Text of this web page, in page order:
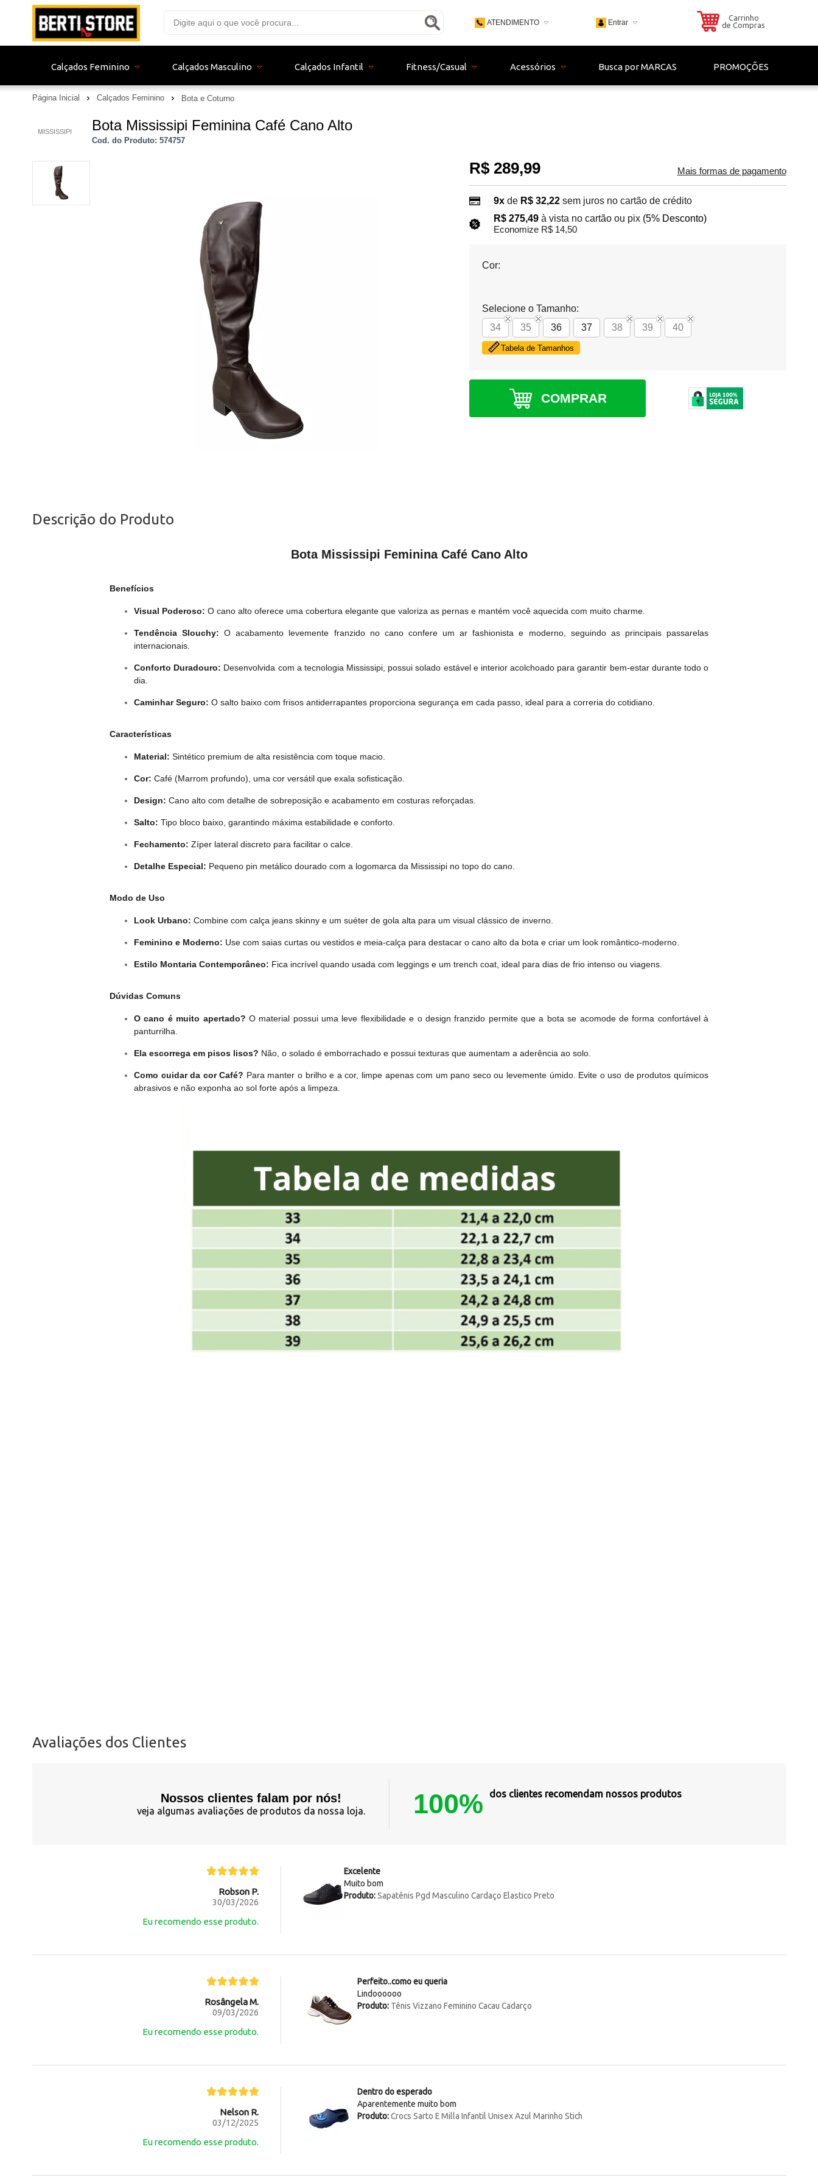
ATENDIMENTO
(48) 9 - 9153 - 4306
Entrar
Carrinho
de Compras
Calçados Feminino Calçados Masculino Calçados Infantil Fitness/Casual Acessórios Busca por MARCAS PROMOÇÕES
Página Inicial Calçados Feminino Bota e Coturno
MISSISSIPI Bota Mississipi Feminina Café Cano Alto
Cod. do Produto: 574757
R$ 289,99 Mais formas de pagamento
9x de R$ 32,22 sem juros no cartão de crédito
R$ 275,49à vista no cartão ou pix (5% Desconto)
Economize R$ 14,50
Cor:
Selecione o Tamanho:
34
35 36 37 38 39 40
Tabela de Tamanhos
COMPRAR
Descrição do Produto
Bota Mississipi Feminina Café Cano Alto
Benefícios
Visual Poderoso: O cano alto oferece uma cobertura elegante que valoriza as pernas e mantém você aquecida com muito charme.
Tendência Slouchy: O acabamento levemente franzido no cano confere um ar fashionista e moderno, seguindo as principais passarelas
internacionais.
Conforto Duradouro: Desenvolvida com a tecnologia Mississipi, possui solado estável e interior acolchoado para garantir bem-estar durante todo o
dia.
Caminhar Seguro: O salto baixo com frisos antiderrapantes proporciona segurança em cada passo, ideal para a correria do cotidiano.
Características
Material: Sintético premium de alta resistência com toque macio.
Cor: Café (Marrom profundo), uma cor versátil que exala sofisticação.
Design: Cano alto com detalhe de sobreposição e acabamento em costuras reforçadas.
Salto: Tipo bloco baixo, garantindo máxima estabilidade e conforto.
Fechamento: Zíper lateral discreto para facilitar o calce.
Detalhe Especial: Pequeno pin metálico dourado com a logomarca da Mississipi no topo do cano.
Modo de Uso
Look Urbano: Combine com calça jeans skinny e um suéter de gola alta para um visual clássico de inverno.
Feminino e Moderno: Use com saias curtas ou vestidos e meia-calça para destacar o cano alto da bota e criar um look romântico-moderno.
Estilo Montaria Contemporâneo: Fica incrível quando usada com leggings e um trench coat, ideal para dias de frio intenso ou viagens.
Dúvidas Comuns
O cano é muito apertado? O material possui uma leve flexibilidade e o design franzido permite que a bota se acomode de forma confortável à
panturrilha.
Ela escorrega em pisos lisos? Não, o solado é emborrachado e possui texturas que aumentam a aderência ao solo.
Como cuidar da cor Café? Para manter o brilho e a cor, limpe apenas com um pano seco ou levemente úmido. Evite o uso de produtos químicos
abrasivos e não exponha ao sol forte após a limpeza.
Avaliações dos Clientes
Nossos clientes falam por nós!
veja algumas avaliações de produtos da nossa loja. 100% dos clientes recomendam nossos produtos
Robson P.
30/03/2026
Eu recomendo esse produto.
Excelente
Muito bom
Produto:Sapatênis Pgd Masculino Cardaço Elastico Preto
Rosângela M.
09/03/2026
Eu recomendo esse produto.
Perfeito..como eu queria
Lindoooooo
Produto: Tênis Vizzano Feminino Cacau Cadarço
Nelson R.
03/12/2025
Eu recomendo esse produto.
Dentro do esperado
Aparentemente muito bom
Produto:Crocs Sarto E Milla Infantil Unisex Azul Marinho Stich